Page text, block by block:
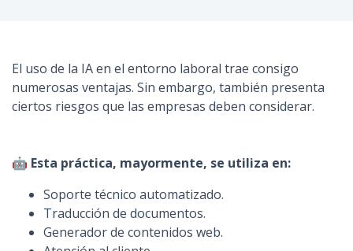
El uso de la IA en el entorno laboral trae consigo
numerosas ventajas. Sin embargo, también presenta
ciertos riesgos que las empresas deben considerar.
🤖 Esta práctica, mayormente, se utiliza en:
Soporte técnico automatizado.
Traducción de documentos.
Generador de contenidos web.